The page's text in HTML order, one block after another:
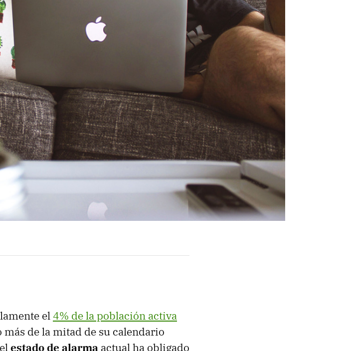
el4% de la población activa
de la mitad de su calendario
estado de alarma actual ha obligado